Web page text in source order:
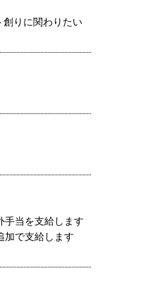
創りに関わりたい
手当を支給します
加で支給します